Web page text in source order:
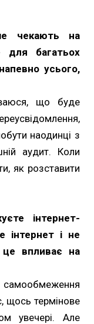
чекають на
для багатьох
усього,
що буде
наодинці з
аудит. Коли
як розставити
інтернет-
інтернет і не
це впливає на
щось термінове
увечері. Але